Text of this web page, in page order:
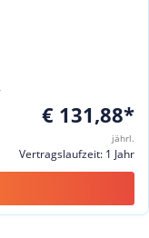
€ 131,88*
jährl.
Vertragslaufzeit: 1 Jahr